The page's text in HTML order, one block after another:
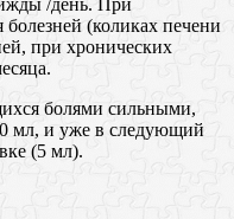
/день. При
болезней (коликах печени
при хронических
болями сильными,
мл, и уже в следующий
(5 мл).